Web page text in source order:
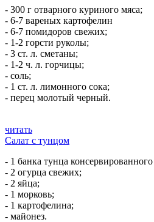
- 300 г отварного куриного мяса;
- 6-7 вареных картофелин
- 6-7 помидоров свежих;
- 1-2 горсти руколы;
- 3 ст. л. сметаны;
- 1-2 ч. л. горчицы;
- соль;
- 1 ст. л. лимонного сока;
- перец молотый черный.
читать
Салат с тунцом
- 1 банка тунца
- 2 огурца свежих;
- 2 яйца;
- 1 морковь;
- 1 картофелина;
- майонез.